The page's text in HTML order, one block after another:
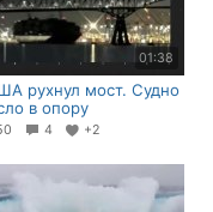
01:38
рухнул мост. Судно
в опору
4 +2